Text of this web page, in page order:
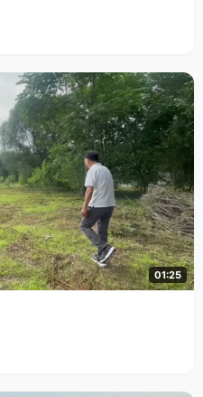
01:25